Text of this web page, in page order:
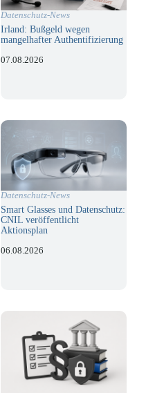
Datenschutz-News
Irland: Bußgeld wegen
mangelhafter Authentifizierung
07.08.2026
Datenschutz-News
Smart Glasses und Datenschutz:
CNIL veröffentlicht
Aktionsplan
06.08.2026